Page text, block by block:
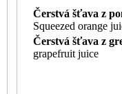
Čerstvá šťava z
Squeezed orange
Čerstvá šťava z
grapefruit juice